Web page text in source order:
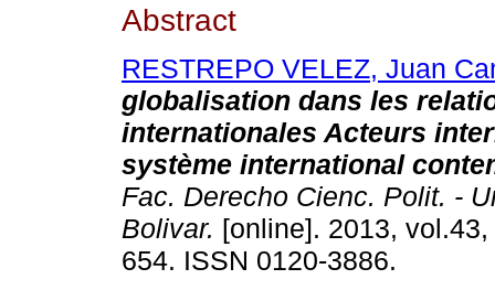
Abstract
RESTREPO VELEZ, Juan
globalisation dans les
internationales Acteurs
système international
Fac. Derecho Cienc. Polit. -
Bolivar. [online]. 2013,
654. ISSN 0120-3886.